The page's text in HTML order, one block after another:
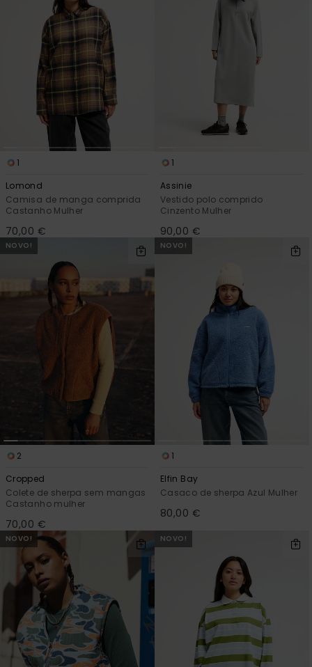
1
Lomond
Camisa de manga comprida
Castanho Mulher
70,00 €
1
Assinie
Vestido polo comprido
Cinzento Mulher
90,00 €
NOVO!
2
Cropped
Colete de sherpa sem mangas
Castanho mulher
70,00 €
NOVO!
1
Elfin Bay
Casaco de sherpa Azul Mulher
80,00 €
NOVO! NOVO!